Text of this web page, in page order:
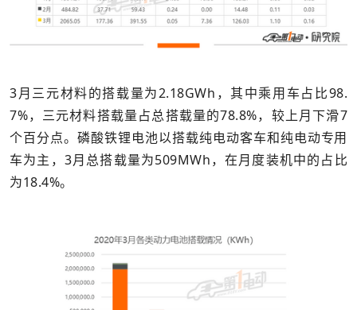
3月三元材料的搭载量为2.18GWh，其中乘用车占比98.
7%，三元材料搭载量占总搭载量的78.8%，较上月下滑7
个百分点。磷酸铁锂电池以搭载纯电动客车和纯电动专用
车为主，3月总搭载量为509MWh，在月度装机中的占比
为18.4%。